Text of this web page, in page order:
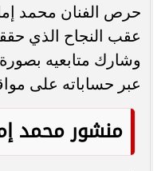
حرص الفنان محمد
عقب النجاح الذي
وشارك متابعيه
عبر حساباته على
منشور محمد